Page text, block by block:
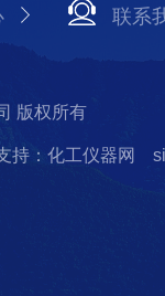
联系
版权所有
持：化工仪器网